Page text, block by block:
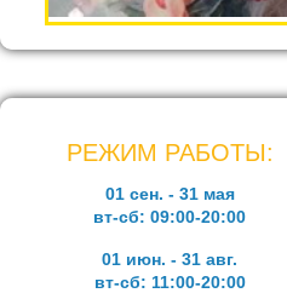
РЕЖИМ РАБОТЫ:
01 сен. - 31 мая
вт-сб: 09:00-20:00
01 июн. - 31 авг.
вт-сб: 11:00-20:00